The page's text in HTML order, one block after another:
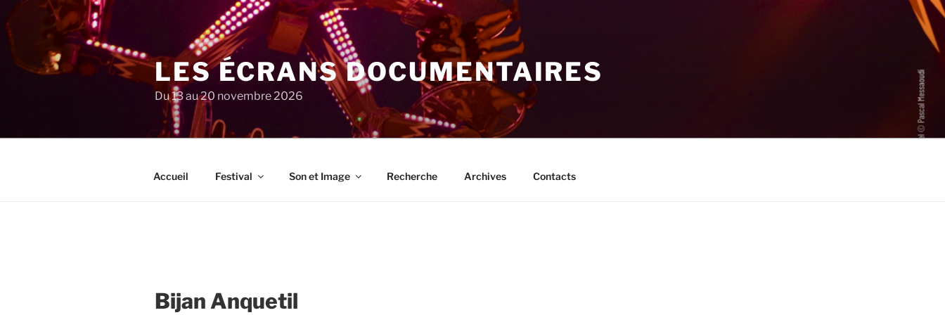
au
contenu
principal
LES ÉCRANS DOCUMENTAIRES
Du 13 au 20 novembre 2026
Accueil Festival Son et Image Recherche Archives Contacts
Bijan Anquetil